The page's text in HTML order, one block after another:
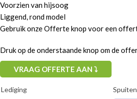
Voorzien van hijsoog
Liggend, rond model
Gebruik onze Offerte knop voor een
Druk op de onderstaande knop om de
VRAAG OFFERTE AAN ⤵
Lediging